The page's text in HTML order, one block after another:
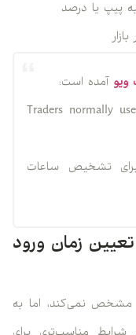
پیپ یا درصد
آمده است:
«Traders normally
تشخیص ساعات
زمان ورود
مشخص نمی‌کند، اما به